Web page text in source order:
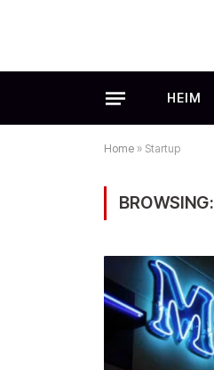
HEIM
Home » Startup
BROWSING: